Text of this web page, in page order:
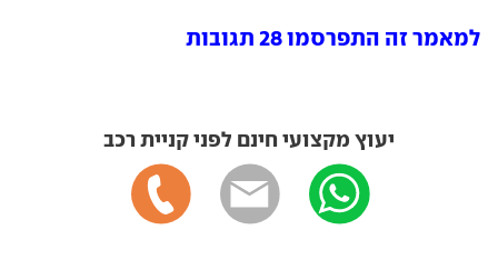
למאמר זה התפרסמו 28 תגובות
יעוץ מקצועי חינם לפני קניית רכב